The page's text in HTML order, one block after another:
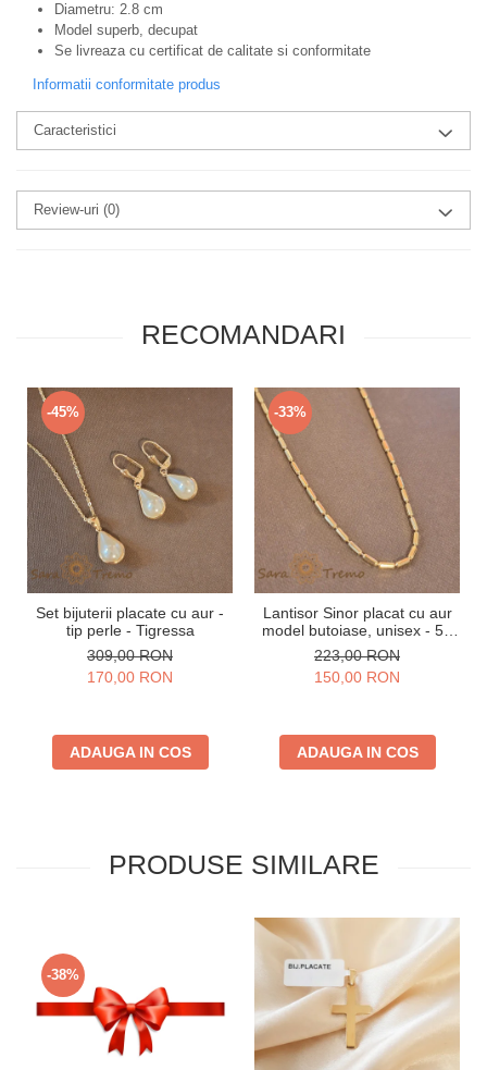
Diametru: 2.8 cm
Model superb, decupat
Se livreaza cu certificat de calitate si conformitate
Informatii conformitate produs
Caracteristici
Review-uri (0)
RECOMANDARI
-45%
Set bijuterii placate cu aur -
tip perle - Tigressa
309,00 RON
170,00 RON
ADAUGA IN COS
-33%
Lantisor Sinor placat cu aur
model butoiase, unisex - 50
cm
223,00 RON
150,00 RON
ADAUGA IN COS
PRODUSE SIMILARE
-38%